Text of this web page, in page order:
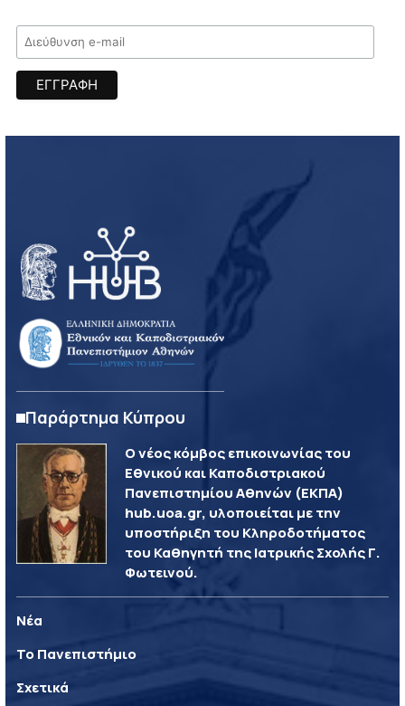
Παράρτημα Κύπρου
Ο νέος κόμβος επικοινωνίας του
Εθνικού και Καποδιστριακού
Πανεπιστημίου Αθηνών (ΕΚΠΑ)
hub.uoa.gr, υλοποιείται με την
υποστήριξη του Κληροδοτήματος
του Καθηγητή της Ιατρικής Σχολής Γ.
Φωτεινού.
Νέα
Το Πανεπιστήμιο
Σχετικά